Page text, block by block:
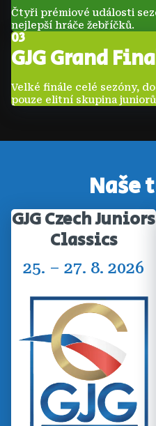
Čtyři prémiové události
nejlepší hráče žebříčků.
03
GJG Grand
Velké finále celé sezóny,
pouze elitní skupina
Naše
GJG Czech Juniors
Classics
25. – 27. 8. 2026